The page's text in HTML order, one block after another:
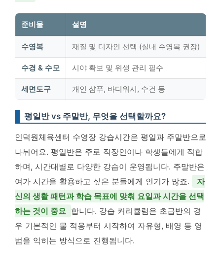
준비물 설명
수영복 재질 및 디자인 선택 (실내 수영복 권장)
수경 & 수모 시야 확보 및 위생 관리 필수
세면도구 개인 샴푸, 바디워시, 수건 등
평일반 vs 주말반, 무엇을 선택할까요?
인덕원체육센터 수영장 강습시간은 평일과 주말반으로
나뉘어요. 평일반은 주로 직장인이나 학생들에게 적합
하며, 시간대별로 다양한 강습이 운영됩니다. 주말반은
여가 시간을 활용하고 싶은 분들에게 인기가 많죠.
자
신의 생활 패턴과 학습 목표에 맞춰 요일과 시간을 선택
하는 것이 중요
합니다. 강습 커리큘럼은 초급반의 경
우 기본적인 물 적응부터 시작하여 자유형, 배영 등 영
법을 익히는 방식으로 진행됩니다.